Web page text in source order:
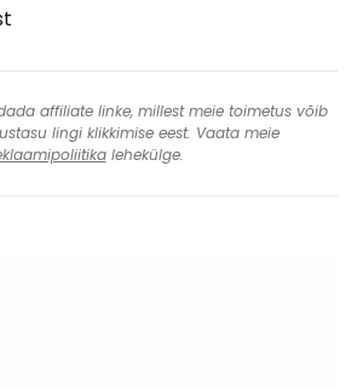
affiliate linke, millest meie toimetus võib
lingi klikkimise eest. Vaata meie
lehekülge.